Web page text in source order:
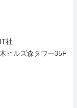
社
ヒルズ森タワー35F